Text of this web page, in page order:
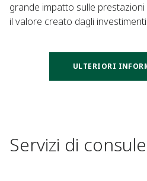
grande impatto sulle
il valore creato dagli investimenti.
ULTERIORI
Servizi di